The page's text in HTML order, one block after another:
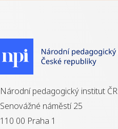
Národní pedagogický institut ČR
Senovážné náměstí 25
110 00 Praha 1